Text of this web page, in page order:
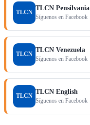
TLCN
TLCN Pensilvania
Síguenos en Facebook
TLCN
TLCN Venezuela
Síguenos en Facebook
TLCN
TLCN English
Síguenos en Facebook